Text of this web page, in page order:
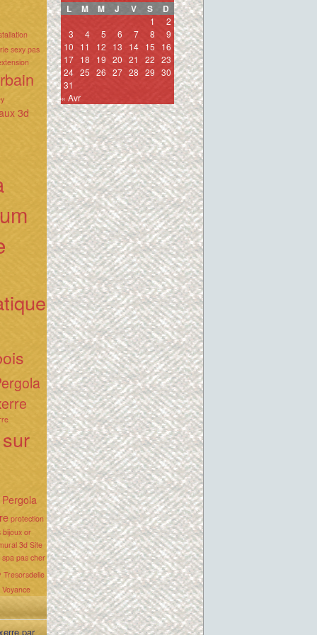
sexy pas
3d
Pergola
protection
bijoux or
3d Site
spa pas cher
Tresorsdelie
Voyance
par
L M M J V S D
1
2
3
4 5 6 7 8
9
10
11 12 13 14 15
16
17 18 19 20 21 22 23
24 25 26 27 28 29 30
31
« Avr